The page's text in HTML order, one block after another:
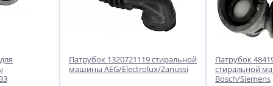
Патрубок 1320721119 стиральной
машины AEG/Electrolux/Zanussi
Патрубок
стиральной
Bosch/Siemens